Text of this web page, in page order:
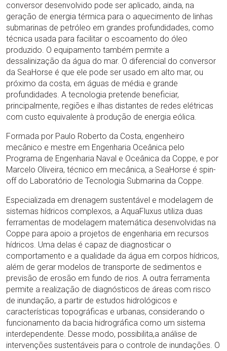
conversor desenvolvido pode ser aplicado, ainda, na
geração de energia térmica para o aquecimento de linhas
submarinas de petróleo em grandes profundidades, como
técnica usada para facilitar o escoamento do óleo
produzido. O equipamento também permite a
dessalinização da água do mar. O diferencial do conversor
da SeaHorse é que ele pode ser usado em alto mar, ou
próximo da costa, em águas de média e grande
profundidades. A tecnologia pretende beneficiar,
principalmente, regiões e ilhas distantes de redes elétricas
com custo equivalente à produção de energia eólica.
Formada por Paulo Roberto da Costa, engenheiro
mecânico e mestre em Engenharia Oceânica pelo
Programa de Engenharia Naval e Oceânica da Coppe, e por
Marcelo Oliveira, técnico em mecânica, a SeaHorse é spin-
off do Laboratório de Tecnologia Submarina da Coppe.
Especializada em drenagem sustentável e modelagem de
sistemas hídricos complexos, a AquaFluxus utiliza duas
ferramentas de modelagem matemática desenvolvidas na
Coppe para apoio a projetos de engenharia em recursos
hídricos. Uma delas é capaz de diagnosticar o
comportamento e a qualidade da água em corpos hídricos,
além de gerar modelos de transporte de sedimentos e
previsão de erosão em fundo de rios. A outra ferramenta
permite a realização de diagnósticos de áreas com risco
de inundação, a partir de estudos hidrológicos e
características topográficas e urbanas, considerando o
funcionamento da bacia hidrográfica como um sistema
interdependente. Desse modo, possibilita,a análise de
intervenções sustentáveis para o controle de inundações. O